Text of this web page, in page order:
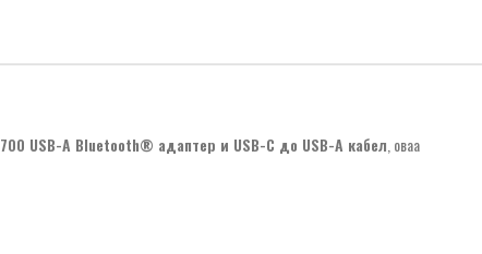
USB-A Bluetooth® адаптер и USB-C до USB-A кабел , оваа